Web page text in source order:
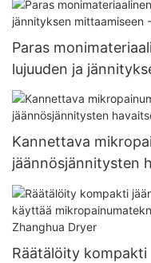
Paras
lujuuden ja
Dryer
Kannettava
jäännösjännitysten
Räätälöity kompakti